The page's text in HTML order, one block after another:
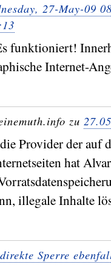
27-May-09
funktioniert!
Internet-
zu
Provider der auf
hat
illegale Inhalte
Sperre